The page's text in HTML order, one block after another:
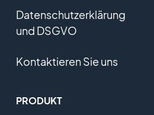
Datenschutzerklärung
und DSGVO
Kontaktieren Sie uns
PRODUKT